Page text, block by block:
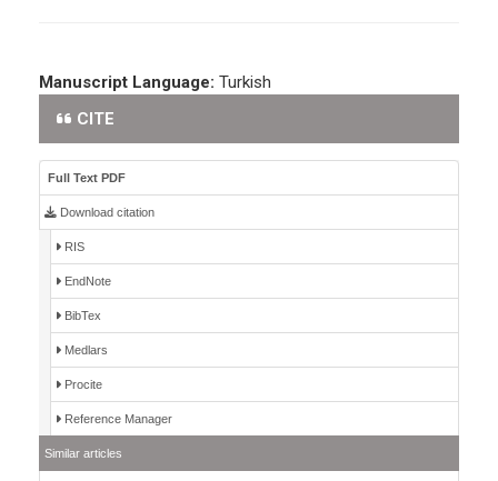
Manuscript Language: Turkish
CITE
Full Text PDF
Download citation
RIS
EndNote
BibTex
Medlars
Procite
Reference Manager
Similar articles